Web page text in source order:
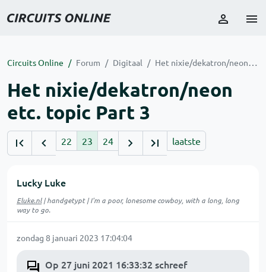
Circuits Online Forum Digitaal Het nixie/dekatron/neon etc. topic Part 3
Het nixie/dekatron/neon
etc. topic Part 3
22 23 24 laatste
Lucky Luke
Eluke.nl| handgetypt | I'm a poor, lonesome cowboy, with a long, long
way to go.
zondag 8 januari 2023 17:04:04
Op 27 juni 2021 16:33:32 schreef